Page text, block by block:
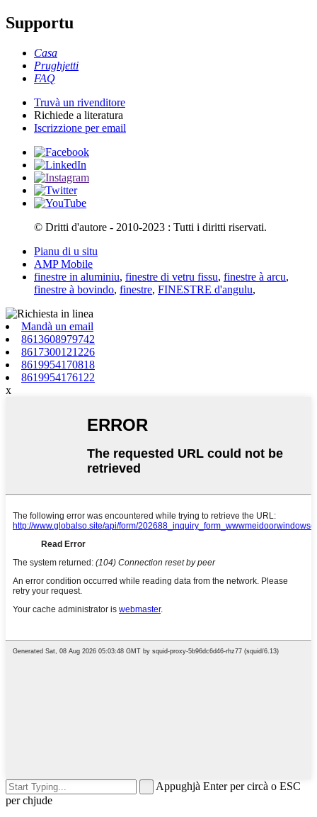
Supportu
Casa
Prughjetti
FAQ
Truvà un rivenditore
Richiede a literatura
Iscrizzione per email
© Dritti d'autore - 2010-2023 : Tutti i diritti riservati.
Pianu di u situ
AMP Mobile
finestre in aluminiu, finestre di vetru fissu, finestre à arcu,
finestre à bovindo, finestre, FINESTRE d'angulu,
Mandà un email
8613608979742
8617300121226
8619954170818
8619954176122
x
Appughjà Enter per circà o ESC
per chjude